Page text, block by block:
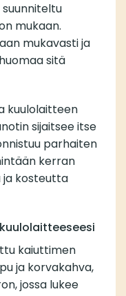
mukaan.
mukavasti ja
sitä
kuulolaitteen
sijaitsee itse
parhaiten
kerran
ja kosteutta
kaiuttimen
ja korvakahva,
jossa lukee